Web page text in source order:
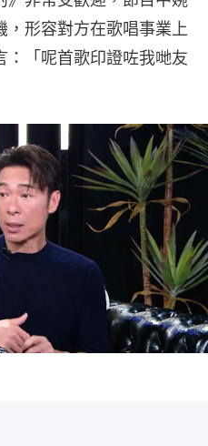
，形容對方在歌唱事業上
：「呢首歌印證咗我哋友